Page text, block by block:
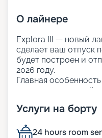
О лайнере
Explora III — новый
сделает ваш отпуск
будет построен и
2026 году.
Главная
персонала и гостей
персональный
экологичны:
Услуги на борту
24 hours room